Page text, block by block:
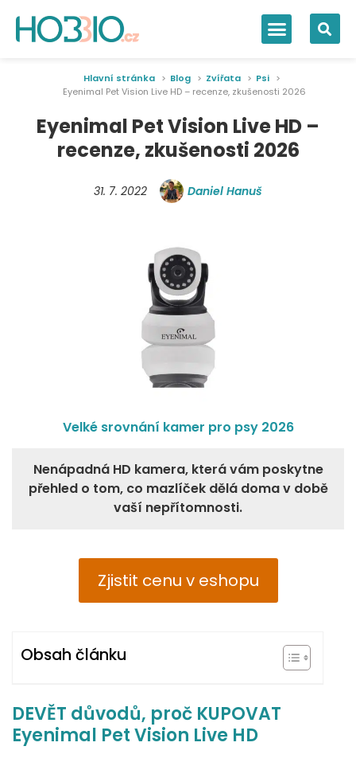
Hlavní stránka Blog Zvířata
Psi
Eyenimal Pet Vision Live HD – recenze, zkušenosti 2026
Eyenimal Pet Vision Live HD –
recenze, zkušenosti 2026
31. 7. 2022 Daniel Hanuš
Velké srovnání kamer pro psy 2026
Nenápadná HD kamera, která vám poskytne
přehled o tom, co mazlíček dělá doma v době
vaší nepřítomnosti.
Zjistit cenu v eshopu
Obsah článku
DEVĚT důvodů, proč KUPOVAT
Eyenimal Pet Vision Live HD